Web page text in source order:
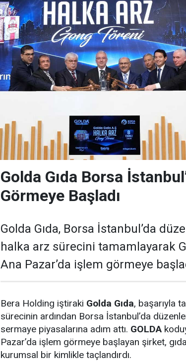
Golda Gıda Borsa
Görmeye Başladı
Golda Gıda, Borsa İstanbul’da
halka arz sürecini tamamlayarak
Ana Pazar’da işlem görmeye
Bera Holding iştiraki Golda Gıda, başarıyla
sürecinin ardından Borsa İstanbul’da
sermaye piyasalarına adım attı. GOLDA
Pazar’da işlem görmeye başlayan şirket,
kurumsal bir kimlikle taçlandırdı.